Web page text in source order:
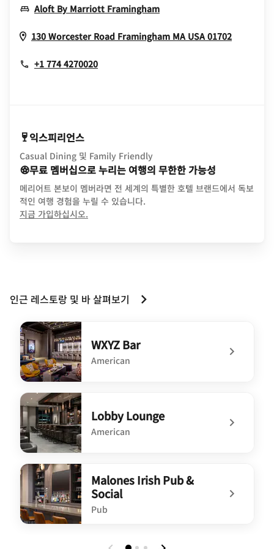
Aloft By Marriott FraminghamOpens In New Window
130 Worcester Road Framingham MA USA 01702Opens
+1 774 4270020
익스피리언스
Casual Dining 및 Family Friendly
무료 멤버십으로 누리는 여행의 무한한 가능성
메리어트 본보이 멤버라면 전 세계의 특별한 호텔 브랜드에서 독보
적인 여행 경험을 누릴 수 있습니다.
지금 가입하십시오.
인근 레스토랑 및 바 살펴보기
WXYZ Bar
American
undefined WXYZ Bar
Lobby Lounge
American
undefined Lobby Lounge
Malones Irish Pub &
Social
Pub
undefined Malones Irish Pub & Social